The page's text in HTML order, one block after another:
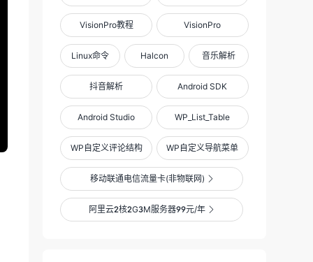
VisionPro教程 VisionPro
Linux命令 Halcon 音乐解析
抖音解析 Android SDK
Android Studio WP_List_Table
WP自定义评论结构 WP自定义导航菜单
移动联通电信流量卡(非物联网) 
阿里云2核2G3M服务器99元/年 